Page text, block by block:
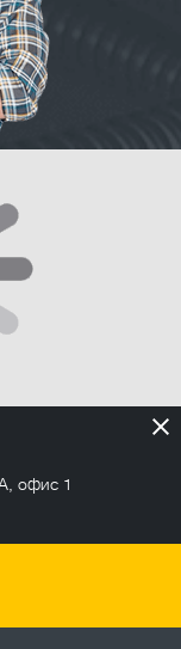
офис 1